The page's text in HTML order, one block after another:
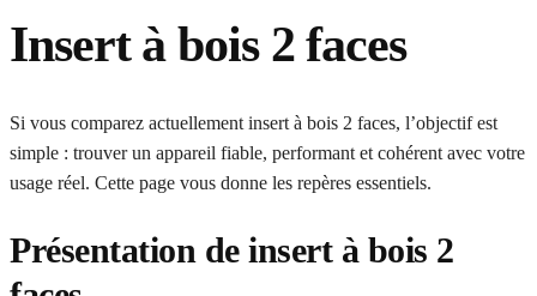
Insert à bois 2 faces
Si vous comparez actuellement insert à bois 2 faces, l’objectif est
simple : trouver un appareil fiable, performant et cohérent avec votre
usage réel. Cette page vous donne les repères essentiels.
Présentation de insert à bois 2